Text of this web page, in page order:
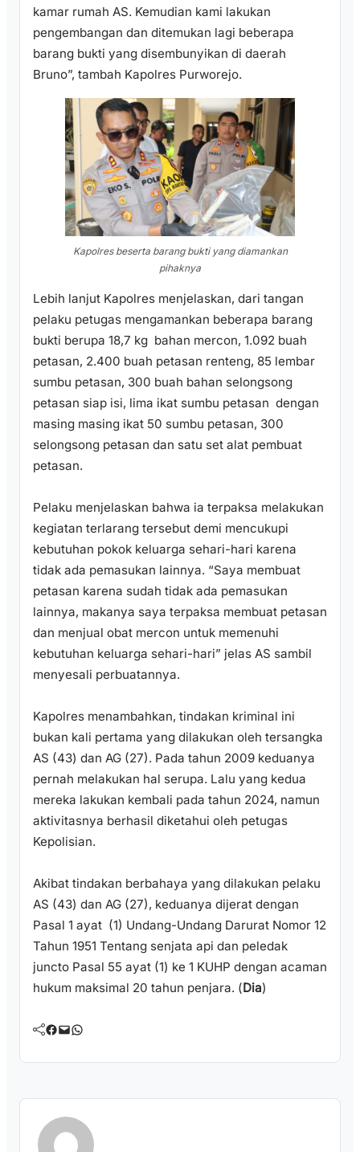
kamar rumah AS. Kemudian kami lakukan
pengembangan dan ditemukan lagi beberapa
barang bukti yang disembunyikan di daerah
Bruno”, tambah Kapolres Purworejo.
Kapolres beserta barang bukti yang diamankan
pihaknya
Lebih lanjut Kapolres menjelaskan, dari tangan
pelaku petugas mengamankan beberapa barang
bukti berupa 18,7 kg bahan mercon, 1.092 buah
petasan, 2.400 buah petasan renteng, 85 lembar
sumbu petasan, 300 buah bahan selongsong
petasan siap isi, lima ikat sumbu petasan dengan
masing masing ikat 50 sumbu petasan, 300
selongsong petasan dan satu set alat pembuat
petasan.
Pelaku menjelaskan bahwa ia terpaksa melakukan
kegiatan terlarang tersebut demi mencukupi
kebutuhan pokok keluarga sehari-hari karena
tidak ada pemasukan lainnya. “Saya membuat
petasan karena sudah tidak ada pemasukan
lainnya, makanya saya terpaksa membuat petasan
dan menjual obat mercon untuk memenuhi
kebutuhan keluarga sehari-hari” jelas AS sambil
menyesali perbuatannya.
Kapolres menambahkan, tindakan kriminal ini
bukan kali pertama yang dilakukan oleh tersangka
AS (43) dan AG (27). Pada tahun 2009 keduanya
pernah melakukan hal serupa. Lalu yang kedua
mereka lakukan kembali pada tahun 2024, namun
aktivitasnya berhasil diketahui oleh petugas
Kepolisian.
Akibat tindakan berbahaya yang dilakukan pelaku
AS (43) dan AG (27), keduanya dijerat dengan
Pasal 1 ayat (1) Undang-Undang Darurat Nomor 12
Tahun 1951 Tentang senjata api dan peledak
juncto Pasal 55 ayat (1) ke 1 KUHP dengan acaman
hukum maksimal 20 tahun penjara. (Dia)
Facebook Mail WhatsApp